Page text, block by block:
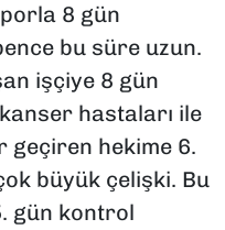
8 gün
bu süre uzun.
işçiye 8 gün
hastaları ile
geçiren hekime 6.
büyük çelişki. Bu
gün kontrol